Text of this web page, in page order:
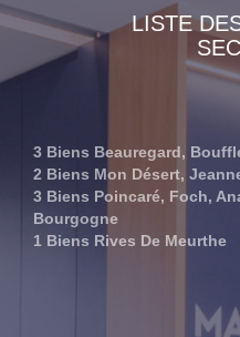
LISTE
3 Biens Beauregard,
2 Biens Mon Désert,
3 Biens Poincaré, Foch,
Bourgogne
1 Biens Rives De Meurthe